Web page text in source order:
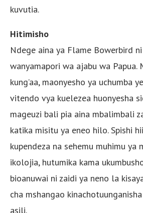
kuvutia.
Hitimisho
Ndege aina ya Flame Bowerbird
wanyamapori wa ajabu wa Papua.
kung’aa, maonyesho ya uchumba
vitendo vya kuelezea huonyesha
mageuzi bali pia aina mbalimbali
katika misitu ya eneo hilo. Spishi
kupendeza na sehemu muhimu ya
ikolojia, hutumika kama
bioanuwai ni zaidi ya neno la
cha mshangao
asili.